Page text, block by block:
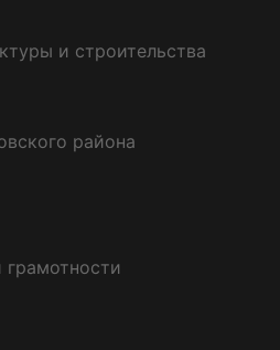
и строительства
района